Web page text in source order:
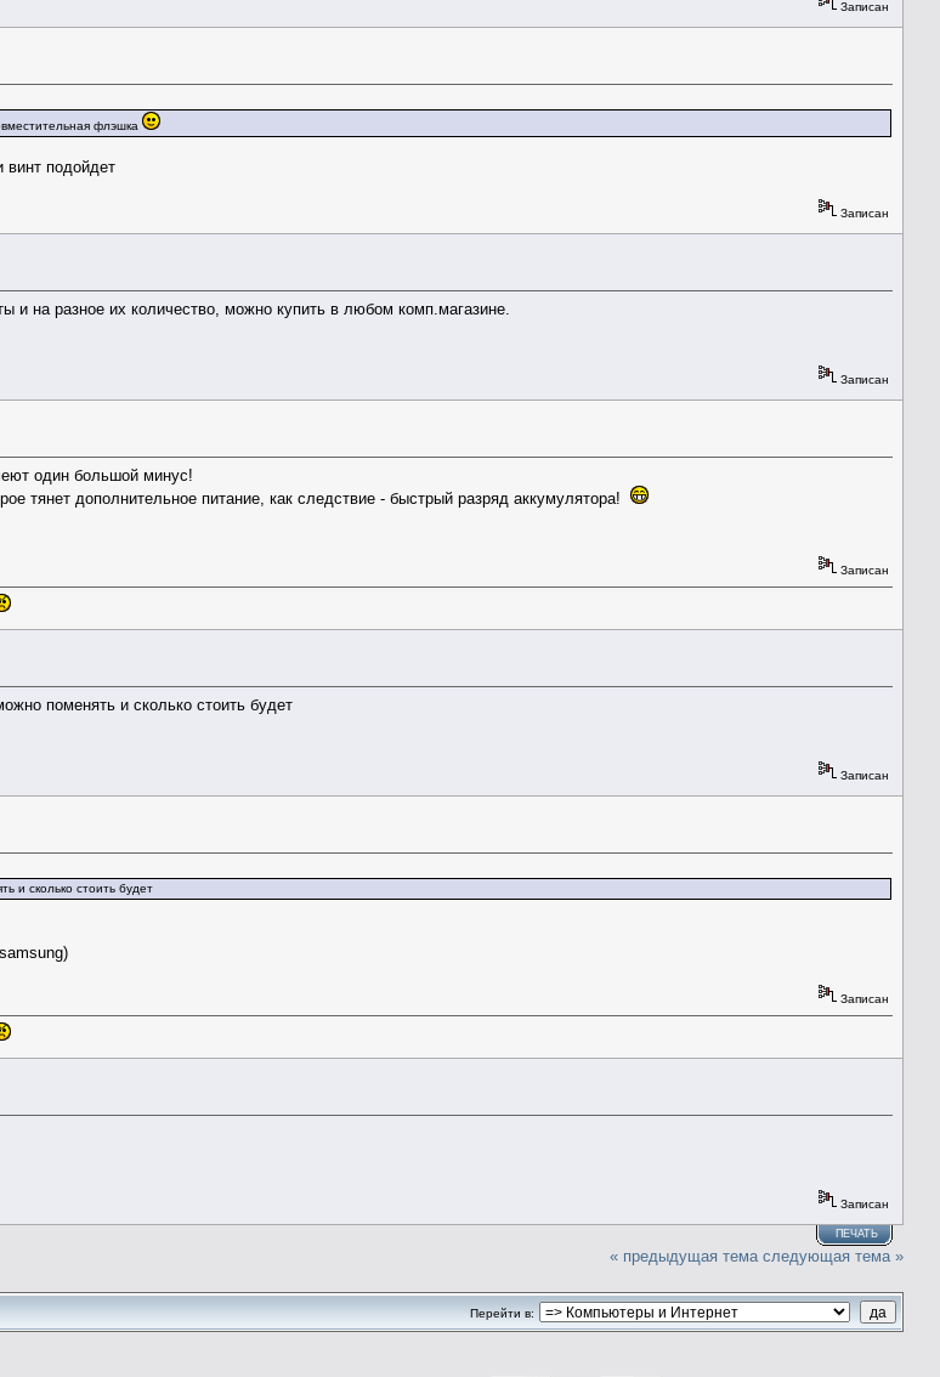
Записан
флэшка
винт подойдет
Записан
и на разное их количество, можно купить в любом комп.магазине.
Записан
один большой минус!
тянет дополнительное питание, как следствие - быстрый разряд аккумулятора!
Записан
поменять и сколько стоить будет
Записан
и сколько стоить будет
Записан
Записан
ПЕЧАТЬ
« предыдущая тема следующая тема »
Перейти в: